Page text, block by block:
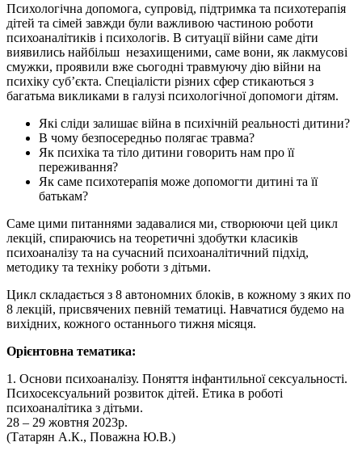
Психологічна допомога, супровід, підтримка та психотерапія
дітей та сімей завжди були важливою частиною роботи
психоаналітиків і психологів. В ситуації війни саме діти
виявились найбільш незахищеними, саме вони, як лакмусові
смужки, проявили вже сьогодні травмуючу дію війни на
психіку суб’єкта. Спеціалісти різних сфер стикаються з
багатьма викликами в галузі психологічної допомоги дітям.
Які сліди залишає війна в психічній реальності дитини?
В чому безпосередньо полягає травма?
Як психіка та тіло дитини говорить нам про її
переживання?
Як саме психотерапія може допомогти дитині та її
батькам?
Саме цими питаннями задавалися ми, створюючи цей цикл
лекцій, спираючись на теоретичні здобутки класиків
психоаналізу та на сучасний психоаналітичний підхід,
методику та техніку роботи з дітьми.
Цикл складається з 8 автономних блоків, в кожному з яких по
8 лекцій, присвячених певній тематиці. Навчатися будемо на
вихідних, кожного останнього тижня місяця.
Орієнтовна тематика:
1. Основи психоаналізу. Поняття інфантильної сексуальності.
Психосексуальний розвиток дітей. Етика в роботі
психоаналітика з дітьми.
28 – 29 жовтня 2023р.
(Татарян А.К., Поважна Ю.В.)